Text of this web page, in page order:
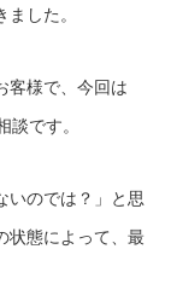
した。
客様で、今回は
です。
いのでは？」と思
状態によって、最